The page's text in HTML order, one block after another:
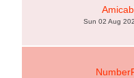
Sun 02 Aug